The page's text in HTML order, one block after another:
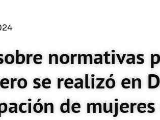
normativas
se realizó en
de